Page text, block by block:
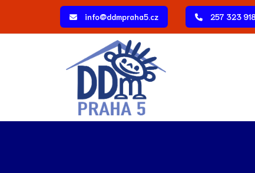
info@ddmpraha5.cz 257 323 918